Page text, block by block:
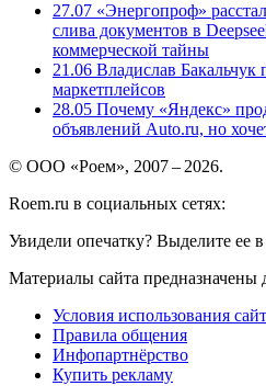
27.07 «Энергопроф»
слива документов в
коммерческой тайны
21.06 Владислав Бакальчук
маркетплейсов
28.05 Почему «Яндекс»
объявлений Auto.ru, но
© ООО «Роем», 2007 – 2026.
Roem.ru в социальных сетях:
Увидели опечатку? Выделите ее
Материалы сайта предназначены
Условия использования
Правила общения
Инфопартнёрство
Купить рекламу